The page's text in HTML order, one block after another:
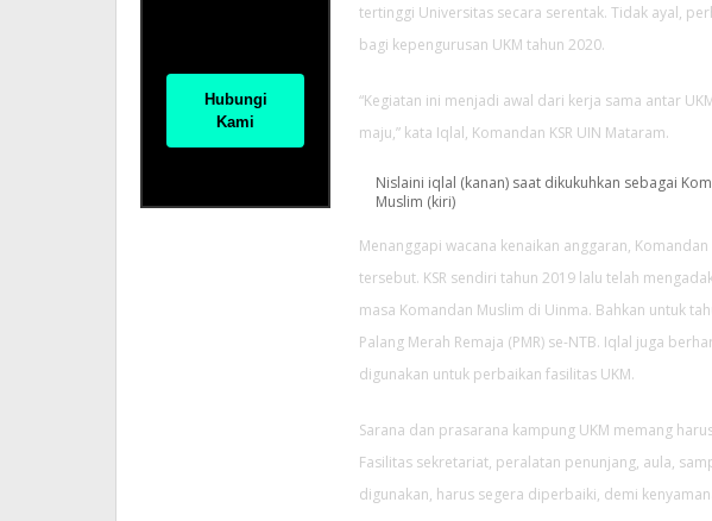
Hubungi
Kami
tertinggi Universitas secara serentak. Tidak ayal,
bagi kepengurusan UKM tahun 2020.
“Kegiatan ini menjadi awal dari kerja sama antar
maju,” kata Iqlal, Komandan KSR UIN Mataram.
Nislaini iqlal (kanan) saat dikukuhkan sebagai
Muslim (kiri)
Menanggapi wacana kenaikan anggaran,
tersebut. KSR sendiri tahun 2019 lalu telah
masa Komandan Muslim di Uinma. Bahkan untuk
Palang Merah Remaja (PMR) se-NTB. Iqlal juga
digunakan untuk perbaikan fasilitas UKM.
Sarana dan prasarana kampung UKM memang
Fasilitas sekretariat, peralatan penunjang, aula,
digunakan, harus segera diperbaiki, demi